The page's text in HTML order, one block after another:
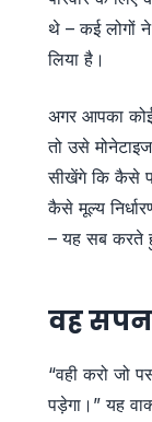
थे – कई लोगों
लिया है।
अगर आपका
तो उसे
सीखेंगे कि कैसे
कैसे मूल्य
– यह सब करते
वह
“वही करो जो
पड़ेगा।” यह